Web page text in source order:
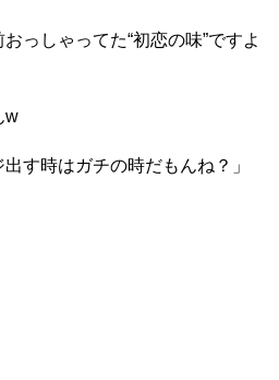
っしゃってた“初恋の味”ですよ
w
す時はガチの時だもんね？」